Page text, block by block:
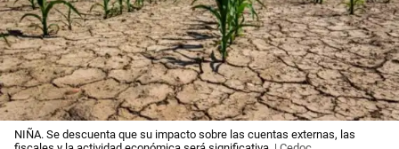
NIÑA. Se descuenta que su impacto sobre las cuentas externas, las